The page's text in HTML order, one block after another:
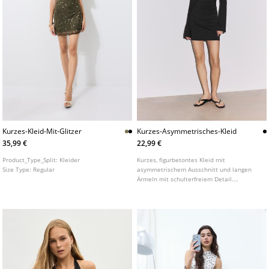
Kurzes-Kleid-Mit-Glitzer
35,99 €
Product_Type_Split: Kleider
Size Type: Regular
Kurzes-Asymmetrisches-Kleid
22,99 €
Kurzes, figurbetontes Kleid mit
asymmetrischem Ausschnitt und langen
Ärmeln mit schulterfreiem Detail.